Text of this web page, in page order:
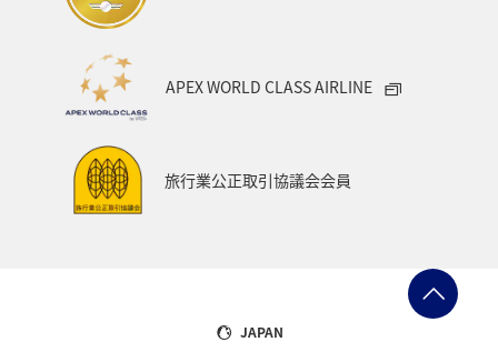
APEX WORLD CLASS AIRLINE
旅行業公正取引協議会会員
JAPAN